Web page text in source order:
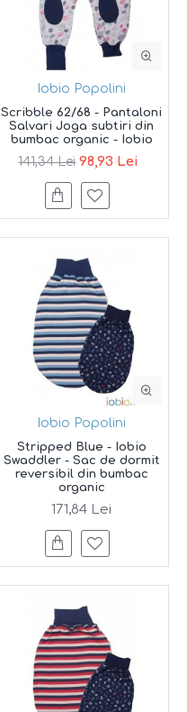
Iobio Popolini
Scribble 62/68 - Pantaloni
Salvari Joga subtiri din
bumbac organic - Iobio
141,34 Lei 98,93 Lei
Iobio Popolini
Stripped Blue - Iobio
Swaddler - Sac de dormit
reversibil din bumbac
organic
171,84 Lei